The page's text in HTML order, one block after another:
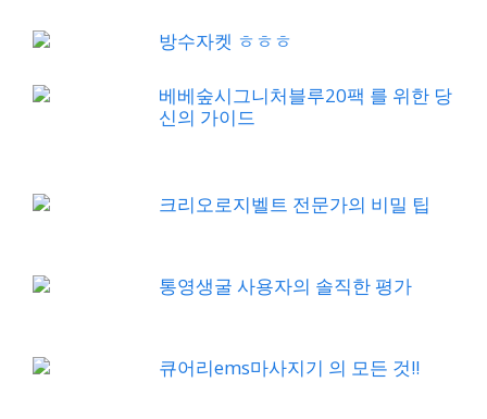
방수자켓 ㅎㅎㅎ
베베숲시그니처블루20팩 를 위한 당
신의 가이드
크리오로지벨트 전문가의 비밀 팁
통영생굴 사용자의 솔직한 평가
큐어리ems마사지기 의 모든 것!!